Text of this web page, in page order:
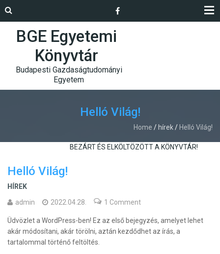
BGE Egyetemi
Könyvtár
Budapesti Gazdaságtudományi
Egyetem
Helló Világ!
Home / hírek/ Helló Világ!
BEZÁRT ÉS ELKÖLTÖZÖTT A KÖNYVTÁR!
Helló Világ!
HÍREK
admin
2022.04.28. 1 Comment
Üdvözlet a WordPress-ben! Ez az első bejegyzés, amelyet lehet
akár módosítani, akár törölni, aztán kezdődhet az írás, a
tartalommal történő feltöltés.